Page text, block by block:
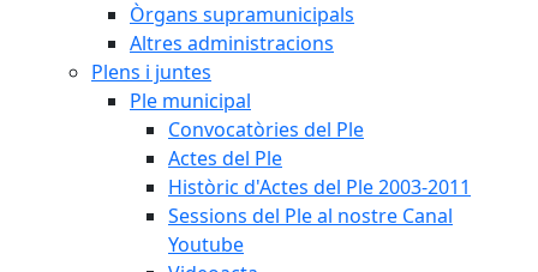
Òrgans supramunicipals
Altres administracions
Plens i juntes
Ple municipal
Convocatòries del Ple
Actes del Ple
Històric d'Actes del Ple 2003-2011
Sessions del Ple al nostre Canal
Youtube